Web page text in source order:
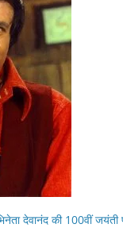
देवानंद की 100वीं